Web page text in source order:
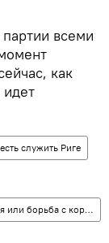
всеми
как
служить Риге
Кампания против Нила Ушакова: политическая травля или борьба с коррупцией